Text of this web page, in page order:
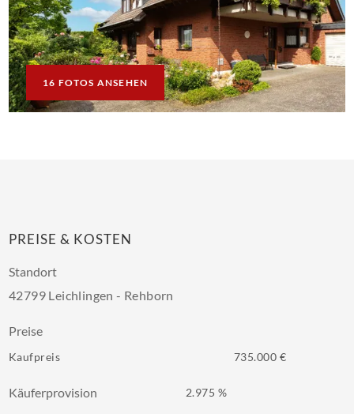
16 FOTOS ANSEHEN
PREISE & KOSTEN
Standort
42799 Leichlingen - Rehborn
Preise
Kaufpreis 735.000 €
Käuferprovision 2.975 %